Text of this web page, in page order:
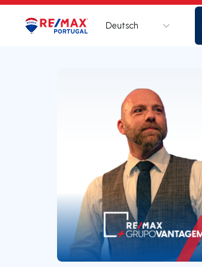
Logo Zur Startseite
Deutsch